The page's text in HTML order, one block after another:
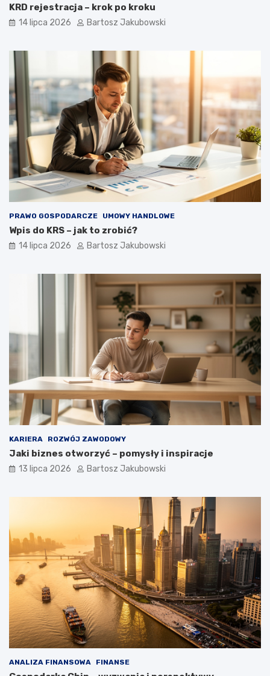
KRD rejestracja – krok po kroku
14 lipca 2026 Bartosz Jakubowski
PRAWO GOSPODARCZE UMOWY HANDLOWE
Wpis do KRS – jak to zrobić?
14 lipca 2026 Bartosz Jakubowski
KARIERA ROZWÓJ ZAWODOWY
Jaki biznes otworzyć – pomysły i inspiracje
13 lipca 2026 Bartosz Jakubowski
ANALIZA FINANSOWA FINANSE